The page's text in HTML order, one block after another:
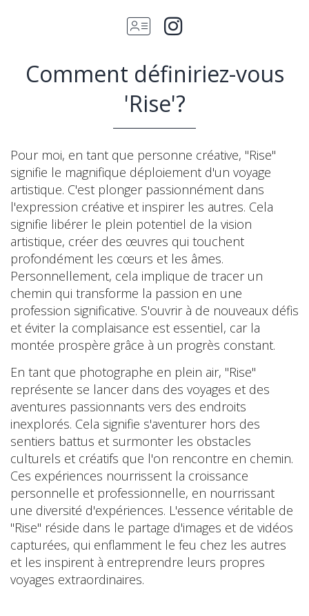
Comment définiriez-vous
'Rise'?
Pour moi, en tant que personne créative, "Rise"
signifie le magnifique déploiement d'un voyage
artistique. C'est plonger passionnément dans
l'expression créative et inspirer les autres. Cela
signifie libérer le plein potentiel de la vision
artistique, créer des œuvres qui touchent
profondément les cœurs et les âmes.
Personnellement, cela implique de tracer un
chemin qui transforme la passion en une
profession significative. S'ouvrir à de nouveaux défis
et éviter la complaisance est essentiel, car la
montée prospère grâce à un progrès constant.
En tant que photographe en plein air, "Rise"
représente se lancer dans des voyages et des
aventures passionnants vers des endroits
inexplorés. Cela signifie s'aventurer hors des
sentiers battus et surmonter les obstacles
culturels et créatifs que l'on rencontre en chemin.
Ces expériences nourrissent la croissance
personnelle et professionnelle, en nourrissant
une diversité d'expériences. L'essence véritable de
"Rise" réside dans le partage d'images et de vidéos
capturées, qui enflamment le feu chez les autres
et les inspirent à entreprendre leurs propres
voyages extraordinaires.